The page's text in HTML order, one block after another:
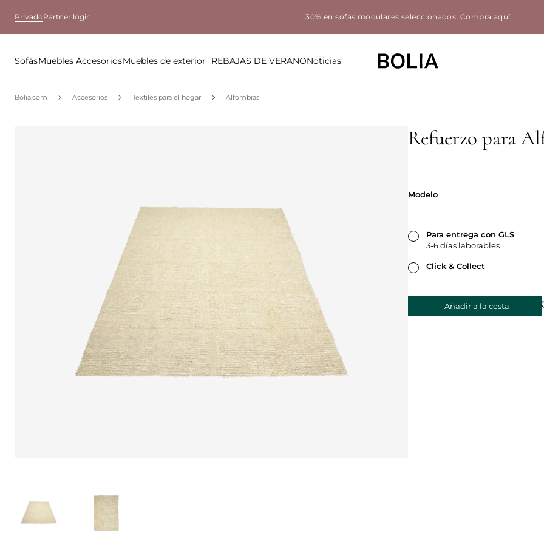
PrivadoPartner login 30% en sofás modulares seleccionados.Compra aquí
SofásMuebles AccesoriosMuebles de exterior REBAJAS DE VERANONoticias
Bolia.com Accesorios Textiles para el hogar Alfombras
Refuerzo para
Modelo
Para entrega con GLS
3-6 días laborables
Click & Collect
Añadir a la cesta